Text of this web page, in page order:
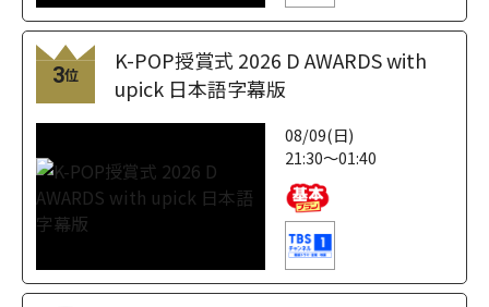
3位
K-POP授賞式 2026 D AWARDS with
upick 日本語字幕版
08/09(日)
21:30～01:40